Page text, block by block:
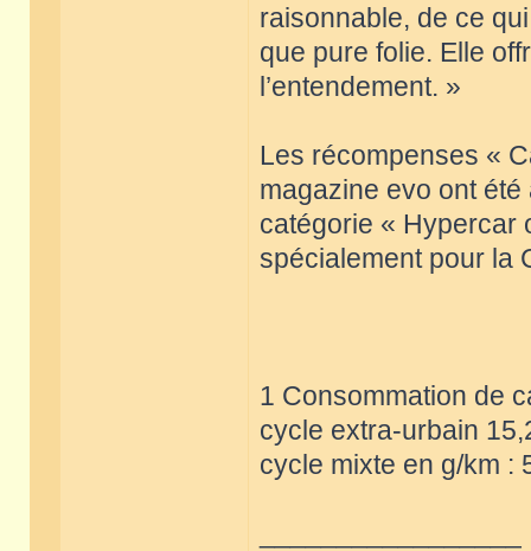
raisonnable, de ce
que pure folie. Elle
l’entendement. »
Les récompenses «
magazine evo ont
catégorie « Hypercar
spécialement pour la
1 Consommation de
cycle extra-urbain
cycle mixte en g/km :